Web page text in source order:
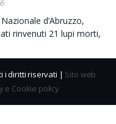
d’Abruzzo,
rinvenuti 21 lupi morti,
i diritti riservati | Sito web
e Cookie policy